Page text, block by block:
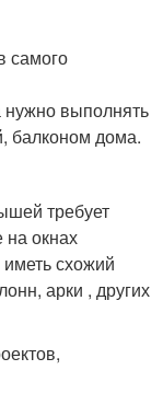
самого
нужно выполнять
балконом дома.
требует
на окнах
схожий
арки , других